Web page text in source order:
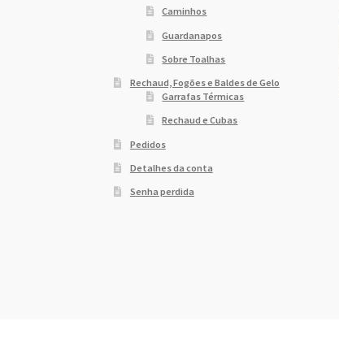
Caminhos
Guardanapos
Sobre Toalhas
Rechaud, Fogões e Baldes de Gelo
Garrafas Térmicas
Rechaud e Cubas
Pedidos
Detalhes da conta
Senha perdida